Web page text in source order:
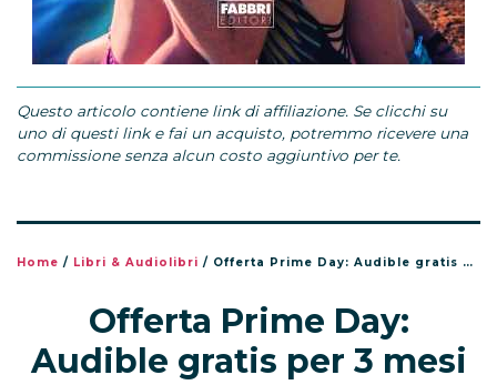
Questo articolo contiene link di affiliazione. Se clicchi su
uno di questi link e fai un acquisto, potremmo ricevere una
commissione senza alcun costo aggiuntivo per te.
Home / Libri & Audiolibri / Offerta Prime Day: Audible gratis per 3 mesi
Offerta Prime Day:
Audible gratis per 3 mesi